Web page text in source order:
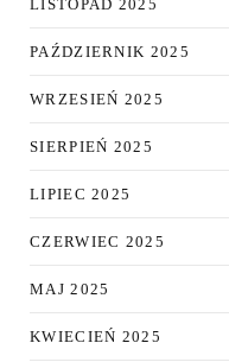
LISTOPAD 2025
PAŹDZIERNIK 2025
WRZESIEŃ 2025
SIERPIEŃ 2025
LIPIEC 2025
CZERWIEC 2025
MAJ 2025
KWIECIEŃ 2025